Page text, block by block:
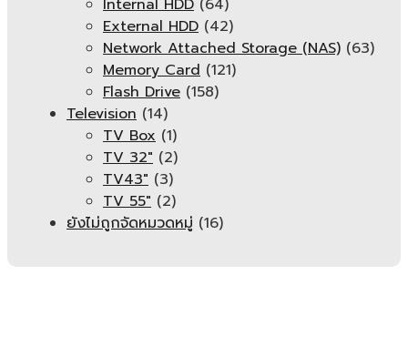
Internal HDD (64)
External HDD (42)
Network Attached Storage (NAS) (63)
Memory Card (121)
Flash Drive (158)
Television (14)
TV Box (1)
TV 32" (2)
TV43" (3)
TV 55" (2)
ยังไม่ถูกจัดหมวดหมู่ (16)